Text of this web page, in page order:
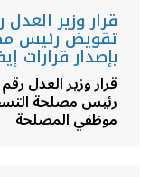
تقويض رئيس
بإصدار قرارات
رئيس مصلحة
موظفي المصلحة